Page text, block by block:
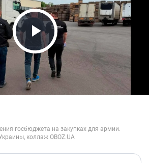
Play Video